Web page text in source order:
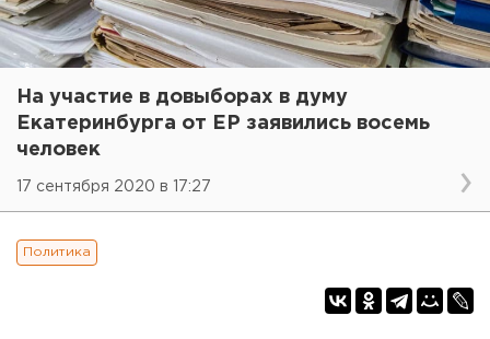
На участие в довыборах в думу
Екатеринбурга от ЕР заявились восемь
человек
17 сентября 2020 в 17:27
Политика